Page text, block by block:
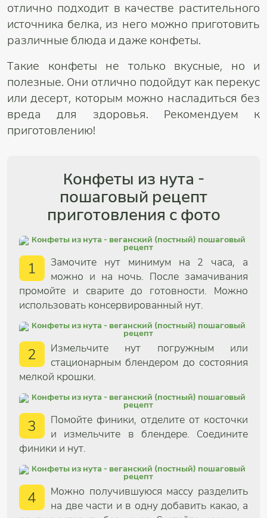
отлично подходит в качестве растительного
источника белка, из него можно приготовить
различные блюда и даже конфеты.
Такие конфеты не только вкусные, но и
полезные. Они отлично подойдут как перекус
или десерт, которым можно насладиться без
вреда для здоровья. Рекомендуем к
приготовлению!
Конфеты из нута -
пошаговый рецепт
приготовления с фото
1
Замочите нут минимум на 2 часа, а
можно и на ночь. После замачивания
промойте и сварите до готовности. Можно
использовать консервированный нут.
2
Измельчите нут погружным или
стационарным блендером до состояния
мелкой крошки.
3
Помойте финики, отделите от косточки
и измельчите в блендере. Соедините
финики и нут.
4
Можно получившуюся массу разделить
на две части и в одну добавить какао, а